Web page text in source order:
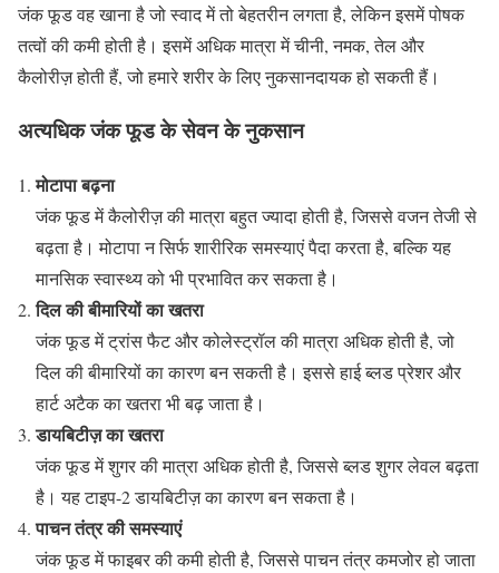
जंक फूड वह खाना है जो स्वाद में तो बेहतरीन लगता है, लेकिन इसमें पोषक
तत्वों की कमी होती है। इसमें अधिक मात्रा में चीनी, नमक, तेल और
कैलोरीज़ होती हैं, जो हमारे शरीर के लिए नुकसानदायक हो सकती हैं।
अत्यधिक जंक फूड के सेवन के नुकसान
मोटापा बढ़ना
जंक फूड में कैलोरीज़ की मात्रा बहुत ज्यादा होती है, जिससे वजन तेजी से
बढ़ता है। मोटापा न सिर्फ शारीरिक समस्याएं पैदा करता है, बल्कि यह
मानसिक स्वास्थ्य को भी प्रभावित कर सकता है।
दिल की बीमारियों का खतरा
जंक फूड में ट्रांस फैट और कोलेस्ट्रॉल की मात्रा अधिक होती है, जो
दिल की बीमारियों का कारण बन सकती है। इससे हाई ब्लड प्रेशर और
हार्ट अटैक का खतरा भी बढ़ जाता है।
डायबिटीज़ का खतरा
जंक फूड में शुगर की मात्रा अधिक होती है, जिससे ब्लड शुगर लेवल बढ़ता
है। यह टाइप-2 डायबिटीज़ का कारण बन सकता है।
पाचन तंत्र की समस्याएं
जंक फूड में फाइबर की कमी होती है, जिससे पाचन तंत्र कमजोर हो जाता